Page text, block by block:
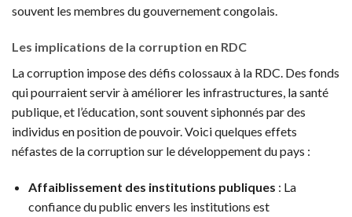
souvent les membres du gouvernement congolais.
Les implications de la corruption en RDC
La corruption impose des défis colossaux à la RDC. Des fonds
qui pourraient servir à améliorer les infrastructures, la santé
publique, et l’éducation, sont souvent siphonnés par des
individus en position de pouvoir. Voici quelques effets
néfastes de la corruption sur le développement du pays :
Affaiblissement des institutions publiques : La
confiance du public envers les institutions est